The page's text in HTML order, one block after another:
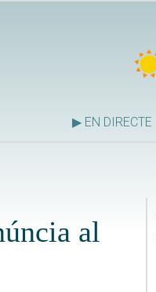
▶ EN DIRECTE
al